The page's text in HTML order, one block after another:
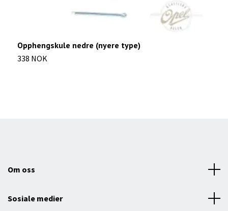
Opphengskule nedre (nyere type)
338 NOK
Om oss
Sosiale medier